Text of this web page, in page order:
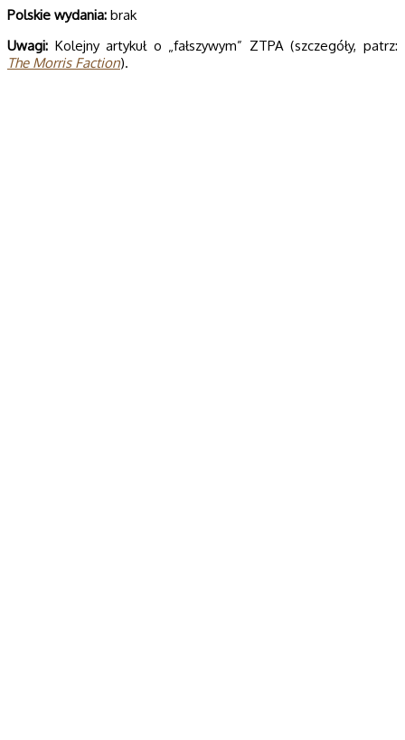
Pol­skie wydania: brak
Uwagi: Kolejny artykuł o „fałszywym” ZTPA (szczegóły, patrz:
The Morris Faction).